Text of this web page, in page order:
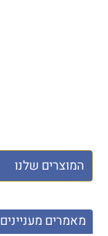
מאמרים מעניינים